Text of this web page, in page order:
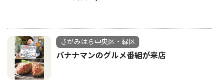
さがみはら中央区・緑区
バナナマンのグルメ番組が来店